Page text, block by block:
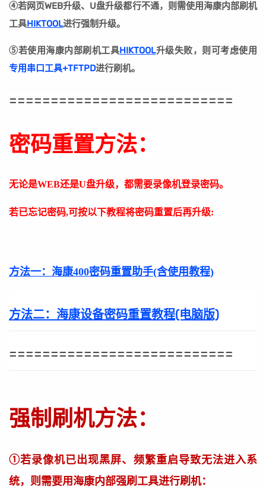
④若网页WEB升级、U盘升级都行不通，则需使用海康内部刷机
工具HIKTOOL进行强制升级。
⑤若使用海康内部刷机工具HIKTOOL升级失败，则可考虑使用
专用串口工具+TFTPD进行刷机。
===========================
密码重置方法：
无论是WEB还是U盘升级，都需要录像机登录密码。
若已忘记密码,可按以下教程将密码重置后再升级:
方法一： 海康400密码重置助手(含使用教程)
方法二： 海康设备密码重置教程(电脑版)
===========================
强制刷机方法：
①若录像机已出现黑屏、频繁重启导致无法进入系
统，则需要用海康内部强刷工具进行刷机：